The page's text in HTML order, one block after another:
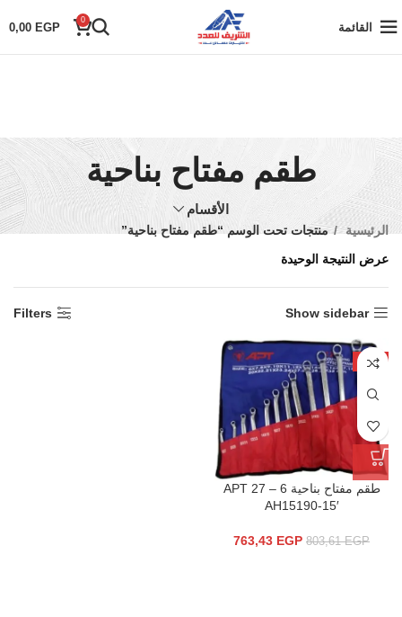
القائمة
0
0,00 EGP
طقم مفتاح بناحية
الأقسام
الرئيسية
منتجات تحت الوسم “طقم مفتاح بناحية”
عرض النتيجة الوحيدة
Show sidebar
Filters
-5%
طقم مفتاح بناحية 6 – 27 APT
AH15190-15′
803,61EGP
763,43 EGP